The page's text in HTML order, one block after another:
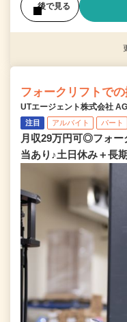
後で見る
フォークリフトで
UTエージェント株式会社
注目 アルバイト パート
月収29万円可◎フォー
当あり♪土日休み＋長